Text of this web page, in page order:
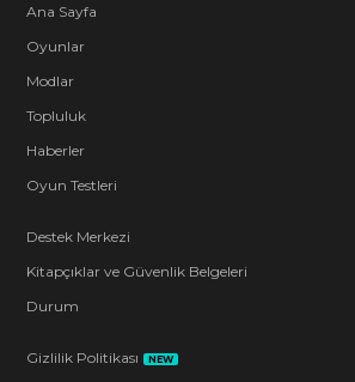
Ana Sayfa
Oyunlar
Modlar
Topluluk
Haberler
Oyun Testleri
Destek Merkezi
Kitapçıklar ve Güvenlik Belgeleri
Durum
Gizlilik Politikası NEW